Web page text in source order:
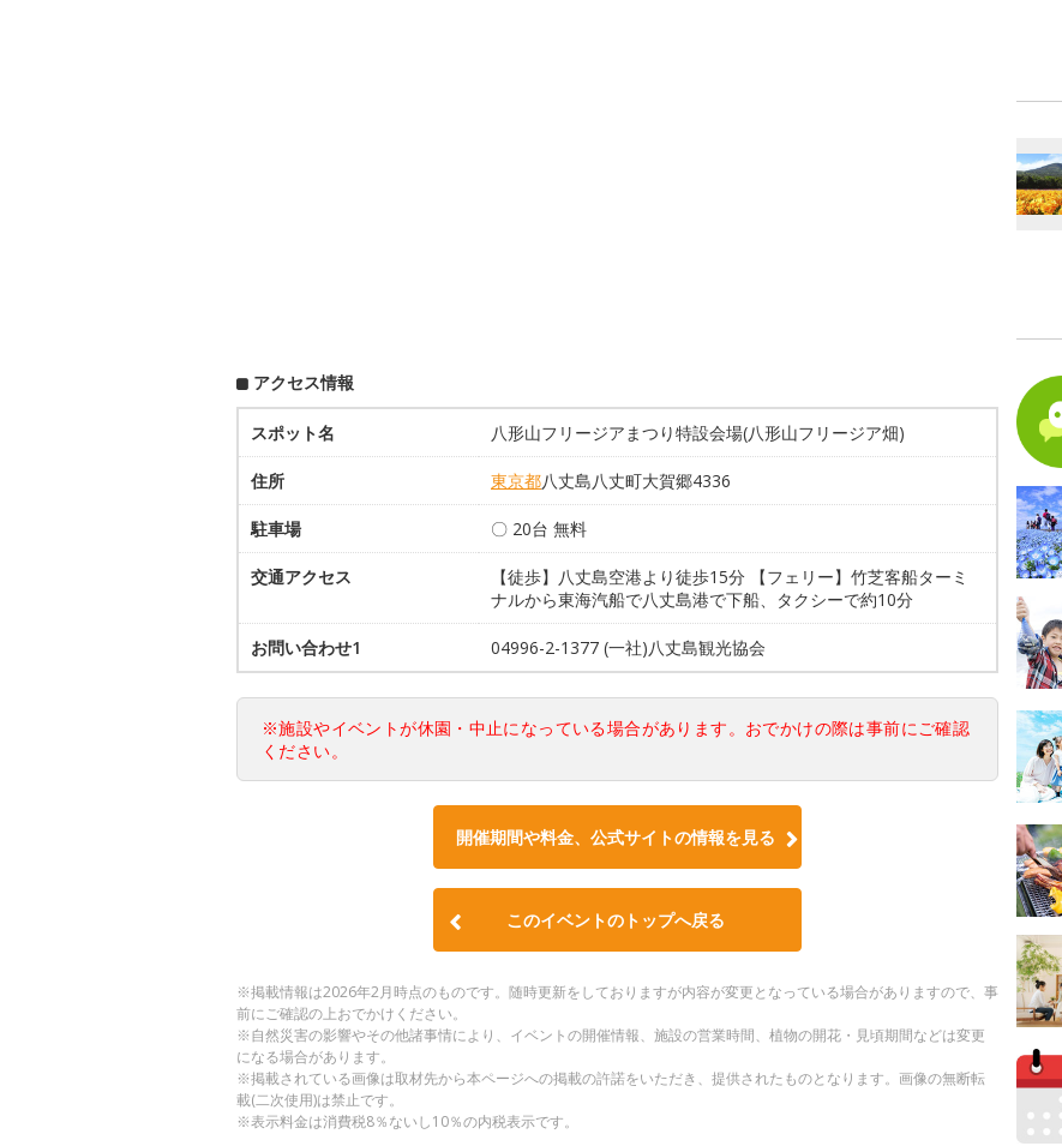
アクセス情報
スポット名 八形山フリージアまつり特設会場(八形山フリージア畑)
住所 東京都八丈島八丈町大賀郷4336
駐車場 〇 20台 無料
交通アクセス
【徒歩】八丈島空港より徒歩15分 【フェリー】竹芝客船ターミ
ナルから東海汽船で八丈島港で下船、タクシーで約10分
お問い合わせ1 04996-2-1377 (一社)八丈島観光協会
※施設やイベントが休園・中止になっている場合があります。おでかけの際は事前にご確認
ください。
開催期間や料金、公式サイトの情報を見る
このイベントのトップへ戻る
※掲載情報は2026年2月時点のものです。随時更新をしておりますが内容が変更となっている場合がありますので、事
前にご確認の上おでかけください。
※自然災害の影響やその他諸事情により、イベントの開催情報、施設の営業時間、植物の開花・見頃期間などは変更
になる場合があります。
※掲載されている画像は取材先から本ページへの掲載の許諾をいただき、提供されたものとなります。画像の無断転
載(二次使用)は禁止です。
※表示料金は消費税8％ないし10％の内税表示です。